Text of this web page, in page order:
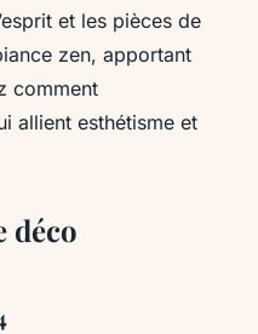
et les pièces de
zen, apportant
comment
allient esthétisme et
déco